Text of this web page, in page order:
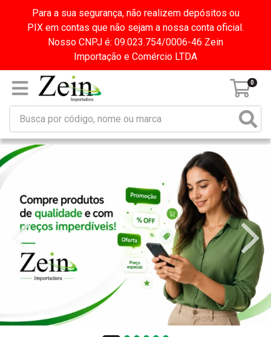
Para a sua segurança, não realizem depósitos ou
PIX em contas que não sejam a nossa conta oficial.
Nosso CNPJ é: 09.023.754/0006-46 Zein
Importação e Comércio LTDA
0